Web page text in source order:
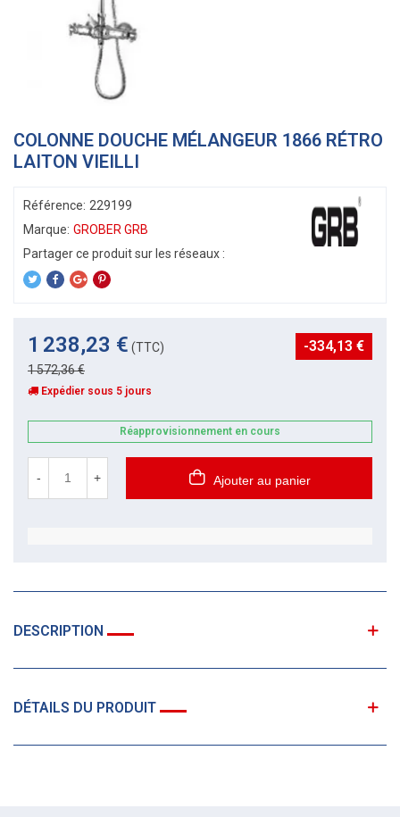
COLONNE DOUCHE MÉLANGEUR 1866 RÉTRO
LAITON VIEILLI
Référence: 229199
Marque: GROBER GRB
1 238,23 € (TTC)
1 572,36 €
-334,13 €
Expédier sous 5 jours
Réapprovisionnement en cours
- + Ajouter au panier
DESCRIPTION
DÉTAILS DU PRODUIT